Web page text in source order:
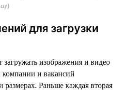
для загрузки
загружать изображения и видео
компании и вакансий
Раньше каждая вторая